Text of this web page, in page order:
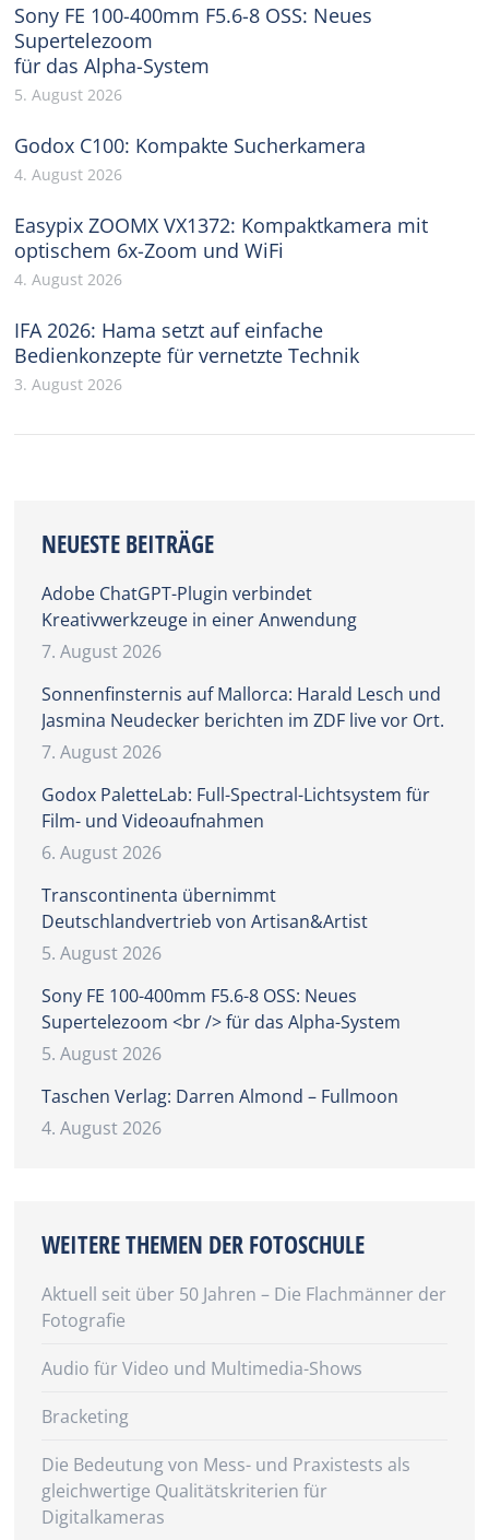
Sony FE 100-400mm F5.6-8 OSS: Neues
Supertelezoom
für das Alpha-System
5. August 2026
Godox C100: Kompakte Sucherkamera
4. August 2026
Easypix ZOOMX VX1372: Kompaktkamera mit
optischem 6x-Zoom und WiFi
4. August 2026
IFA 2026: Hama setzt auf einfache
Bedienkonzepte für vernetzte Technik
3. August 2026
NEUESTE BEITRÄGE
Adobe ChatGPT-Plugin verbindet
Kreativwerkzeuge in einer Anwendung
7. August 2026
Sonnenfinsternis auf Mallorca: Harald Lesch und
Jasmina Neudecker berichten im ZDF live vor Ort.
7. August 2026
Godox PaletteLab: Full-Spectral-Lichtsystem für
Film- und Videoaufnahmen
6. August 2026
Transcontinenta übernimmt
Deutschlandvertrieb von Artisan&Artist
5. August 2026
Sony FE 100-400mm F5.6-8 OSS: Neues
Supertelezoom <br /> für das Alpha-System
5. August 2026
Taschen Verlag: Darren Almond – Fullmoon
4. August 2026
WEITERE THEMEN DER FOTOSCHULE
Aktuell seit über 50 Jahren – Die Flachmänner der
Fotografie
Audio für Video und Multimedia-Shows
Bracketing
Die Bedeutung von Mess- und Praxistests als
gleichwertige Qualitätskriterien für
Digitalkameras